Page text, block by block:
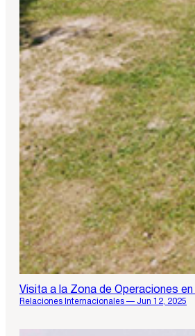
Visita a la Zona de Operaciones
Relaciones Internacionales — Jun 12, 2025